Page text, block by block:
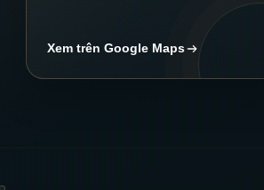
Xem trên Google Maps